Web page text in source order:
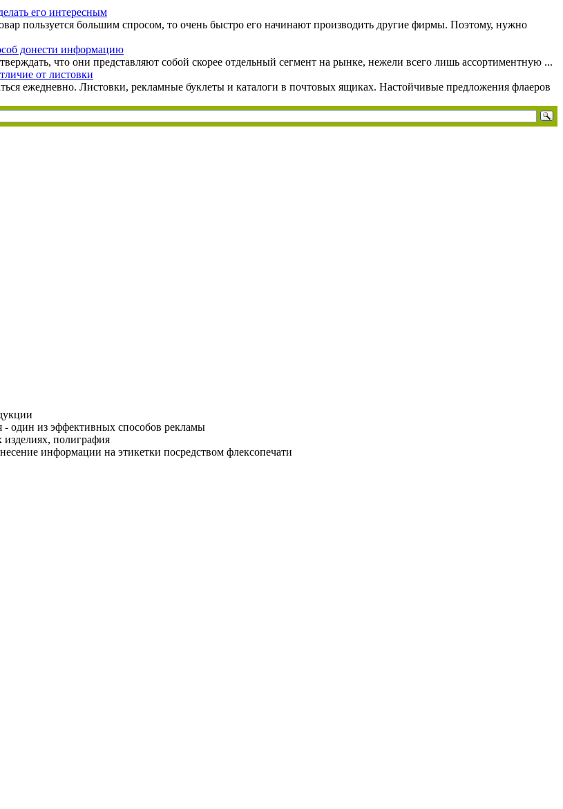
его интересным
пользуется большим спросом, то очень быстро его начинают производить другие фирмы. Поэтому, нужно
донести информацию
что они представляют собой скорее отдельный сегмент на рынке, нежели всего лишь ассортиментную ...
от листовки
ежедневно. Листовки, рекламные буклеты и каталоги в почтовых ящиках. Настойчивые предложения флаеров